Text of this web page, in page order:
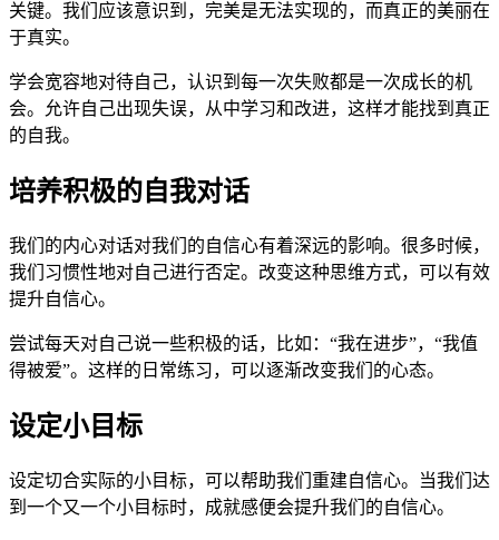
关键。我们应该意识到，完美是无法实现的，而真正的美丽在
于真实。
学会宽容地对待自己，认识到每一次失败都是一次成长的机
会。允许自己出现失误，从中学习和改进，这样才能找到真正
的自我。
培养积极的自我对话
我们的内心对话对我们的自信心有着深远的影响。很多时候，
我们习惯性地对自己进行否定。改变这种思维方式，可以有效
提升自信心。
尝试每天对自己说一些积极的话，比如：“我在进步”，“我值
得被爱”。这样的日常练习，可以逐渐改变我们的心态。
设定小目标
设定切合实际的小目标，可以帮助我们重建自信心。当我们达
到一个又一个小目标时，成就感便会提升我们的自信心。